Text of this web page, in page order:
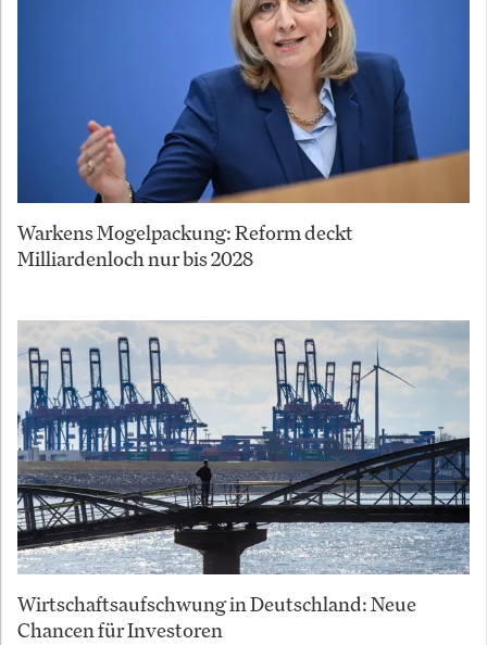
Warkens Mogelpackung: Reform deckt
Milliardenloch nur bis 2028
Wirtschaftsaufschwung in Deutschland: Neue
Chancen für Investoren